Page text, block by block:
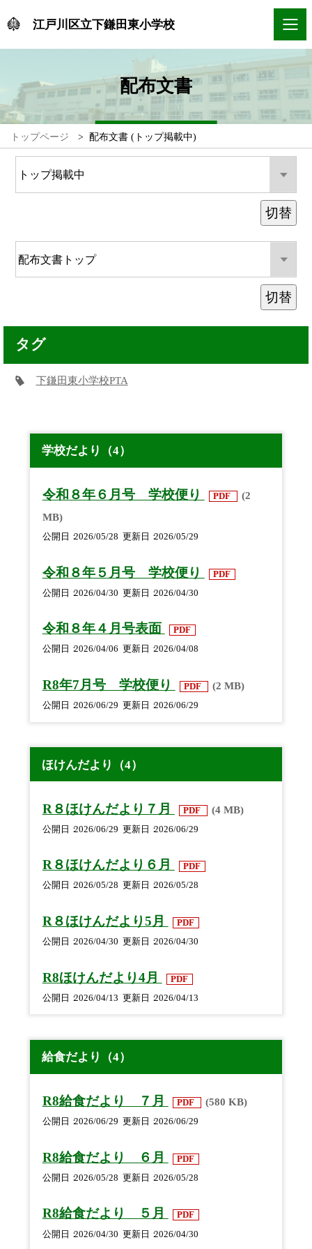
江戸川区立下鎌田東小学校
配布文書
トップページ > 配布文書 (トップ掲載中)
学校だより（4）
令和８年６月号 学校便り PDF
(2
MB)
公開日 2026/05/28 更新日 2026/05/29
令和８年５月号 学校便り
PDF
公開日
2026/04/30 更新日 2026/04/30
令和８年４月号表面
PDF
公開日
2026/04/06 更新日 2026/04/08
R8年7月号 学校便り PDF (2 MB)
公開日 2026/06/29 更新日 2026/06/29
ほけんだより（4）
R８ほけんだより７月 PDF (4 MB)
公開日 2026/06/29 更新日 2026/06/29
R８ほけんだより６月
PDF
公開日
2026/05/28 更新日 2026/05/28
R８ほけんだより5月
PDF
公開日
2026/04/30 更新日 2026/04/30
R8ほけんだより4月
PDF
公開日
2026/04/13 更新日 2026/04/13
給食だより（4）
R8給食だより ７月 PDF (580 KB)
公開日 2026/06/29 更新日 2026/06/29
R8給食だより ６月
PDF
公開日
2026/05/28 更新日 2026/05/28
R8給食だより ５月
PDF
公開日
2026/04/30 更新日 2026/04/30
切替
切替
タグ
下鎌田東小学校PTA